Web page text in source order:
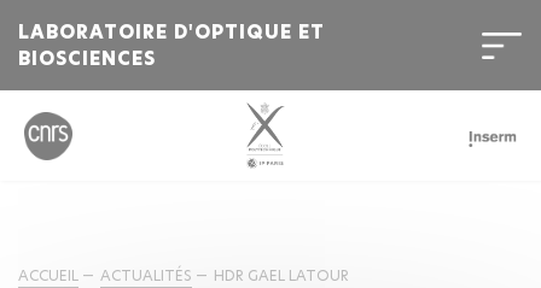
LABORATOIRE D'OPTIQUE ET
BIOSCIENCES
ACCUEIL ACTUALITÉS HDR GAEL LATOUR